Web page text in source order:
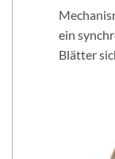
ein
Blätter